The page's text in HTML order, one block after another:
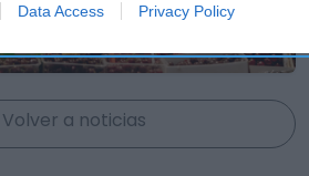
Data Access Privacy Policy
Volver a noticias